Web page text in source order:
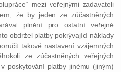
mezi veřejnými zadavateli
že by jeden ze zúčastněných
plnění pro ostatní veřejné
obdržel platby pokrývající náklady
takové nastavení vzájemných
ze zúčastněných veřejných
poskytování platby jinému (jiným)